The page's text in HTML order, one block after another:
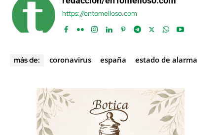
https://entomelloso.com
más de: coronavirus españa estado de alarma